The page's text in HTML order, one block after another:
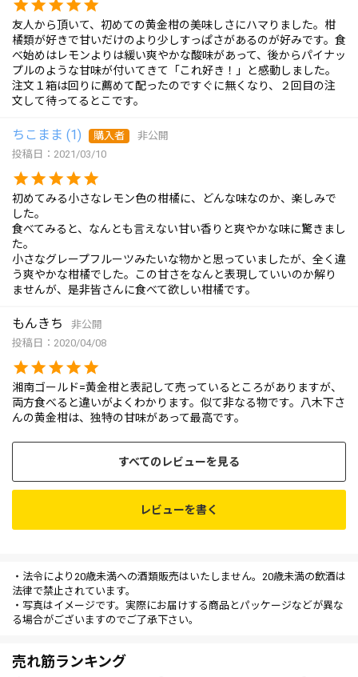
友人から頂いて、初めての黄金柑の美味しさにハマりました。柑
橘類が好きで甘いだけのより少しすっぱさがあるのが好みです。食
べ始めはレモンよりは緩い爽やかな酸味があって、後からパイナッ
プルのような甘味が付いてきて「これ好き！」と感動しました。
注文１箱は回りに薦めて配ったのですぐに無くなり、２回目の注
文して待ってるとこです。
ちこまま 1 購入者
非公開
投稿日
2021/03/10
初めてみる小さなレモン色の柑橘に、どんな味なのか、楽しみで
した。
食べてみると、なんとも言えない甘い香りと爽やかな味に驚きまし
た。
小さなグレープフルーツみたいな物かと思っていましたが、全く違
う爽やかな柑橘でした。この甘さをなんと表現していいのか解り
ませんが、是非皆さんに食べて欲しい柑橘です。
もんきち
非公開
投稿日
2020/04/08
湘南ゴールド=黄金柑と表記して売っているところがありますが、
両方食べると違いがよくわかります。似て非なる物です。八木下さ
んの黄金柑は、独特の甘味があって最高です。
すべてのレビューを見る
レビューを書く
・法令により20歳未満への酒類販売はいたしません。20歳未満の飲酒は
法律で禁止されています。
・写真はイメージです。実際にお届けする商品とパッケージなどが異な
る場合がございますのでご了承下さい。
売れ筋ランキング